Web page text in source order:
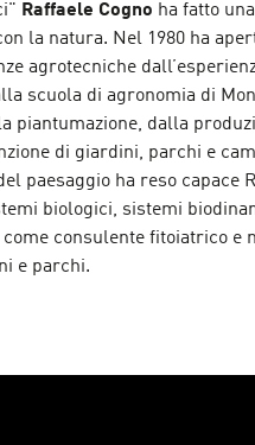
Raffaele Cogno ha fatto
la natura. Nel 1980 ha
agrotecniche
scuola di agronomia di
piantumazione, dalla
di giardini, parchi e
paesaggio ha reso capace
biologici, sistemi
consulente fitoiatrico e
e parchi.